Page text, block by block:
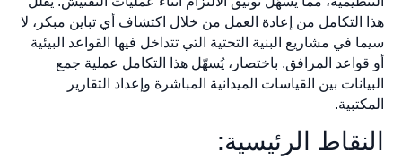
هذا التكامل من إعادة العمل من خلال اكتشاف أي تباين مبكر، لا
سيما في مشاريع البنية التحتية التي تتداخل فيها القواعد البيئية
أو قواعد المرافق. باختصار، يُسهّل هذا التكامل عملية جمع
البيانات بين القياسات الميدانية المباشرة وإعداد التقارير
المكتبية.
النقاط الرئيسية: